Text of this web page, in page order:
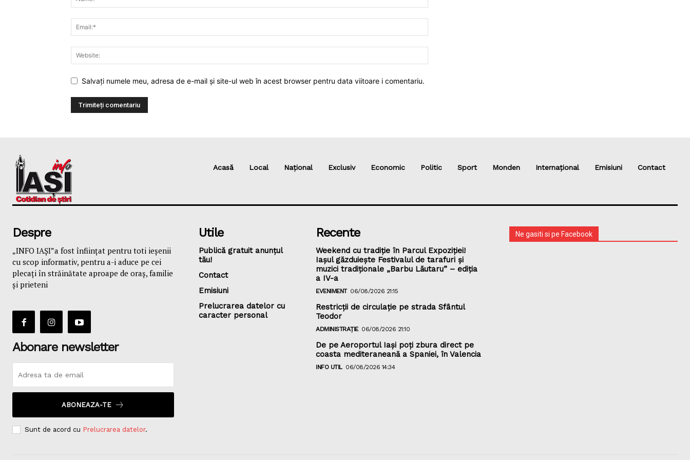
Salvați numele meu, adresa de e-mail și site-ul web în acest browser pentru data viitoare i comentariu.
Acasă Local Național Exclusiv Economic Politic Sport Monden Internațional Emisiuni Contact
Despre
„INFO IAȘI”a fost înfiinţat pentru toti ieşenii
cu scop informativ, pentru a-i aduce pe cei
plecaţi în străinătate aproape de oraş, familie
și prieteni
Abonare newsletter
ABONEAZA-TE
Sunt de acord cu Prelucrarea datelor.
Utile
Publică gratuit anunțul
tău!
Contact
Emisiuni
Prelucrarea datelor cu
caracter personal
Recente
Weekend cu tradiție în Parcul Expoziției!
Iașul găzduiește Festivalul de tarafuri și
muzici tradiționale „Barbu Lăutaru” – ediția
a IV-a
EVENIMENT 06/08/2026 21:15
Restricții de circulație pe strada Sfântul
Teodor
ADMINISTRAȚIE 06/08/2026 21:10
De pe Aeroportul Iași poți zbura direct pe
coasta mediteraneană a Spaniei, în Valencia
INFO UTIL 06/08/2026 14:34
Ne gasiti si pe Facebook